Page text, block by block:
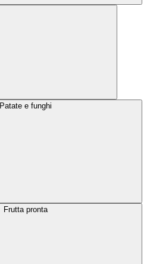
Patate e funghi
Frutta pronta